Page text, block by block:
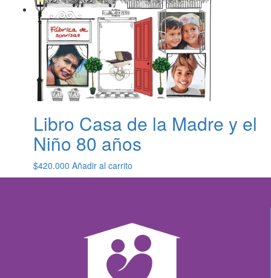
Libro Casa de la Madre y el
Niño 80 años
$420.000 Añadir al carrito